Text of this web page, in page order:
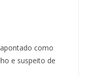
como
e suspeito de